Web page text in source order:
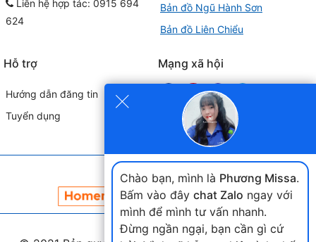
×
Chào bạn, mình là Phương Missa.
Bấm vào đây chat Zalo ngay với
mình để mình tư vấn nhanh.
Đừng ngần ngại, bạn cần gì cứ
Liên hệ hợp tác: 0915 694
624
Bản đồ Ngũ Hành Sơn
Bản đồ Liên Chiểu
Hỗ trợ
Hướng dẫn đăng tin
Tuyển dụng
Mạng xã hội